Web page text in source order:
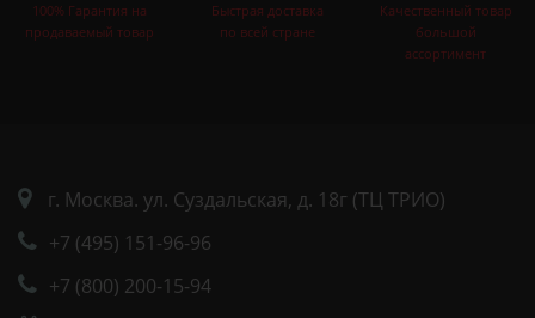
100% Гарантия на
продаваемый товар
Быстрая доставка
по всей стране
Качественный товар
большой
ассортимент
г. Москва. ул. Суздальская, д. 18г (ТЦ ТРИО)
+7 (495) 151-96-96
+7 (800) 200-15-94